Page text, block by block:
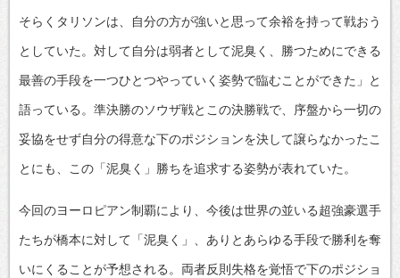
そらくタリソンは、自分の方が強いと思って余裕を持って戦おう
としていた。対して自分は弱者として泥臭く、勝つためにできる
最善の手段を一つひとつやっていく姿勢で臨むことができた」と
語っている。準決勝のソウザ戦とこの決勝戦で、序盤から一切の
妥協をせず自分の得意な下のポジションを決して譲らなかったこ
とにも、この「泥臭く」勝ちを追求する姿勢が表れていた。
今回のヨーロピアン制覇により、今後は世界の並いる超強豪選手
たちが橋本に対して「泥臭く」、ありとあらゆる手段で勝利を奪
いにくることが予想される。両者反則失格を覚悟で下のポジショ